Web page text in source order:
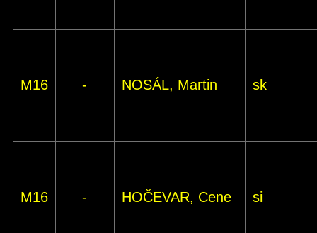
M16 - NOSÁL, Martin sk
M16 - HOČEVAR, Cene si